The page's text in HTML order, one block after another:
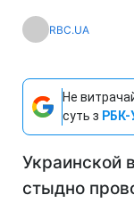
RBC.UA
Не
суть з РБК-
Украинской
стыдно